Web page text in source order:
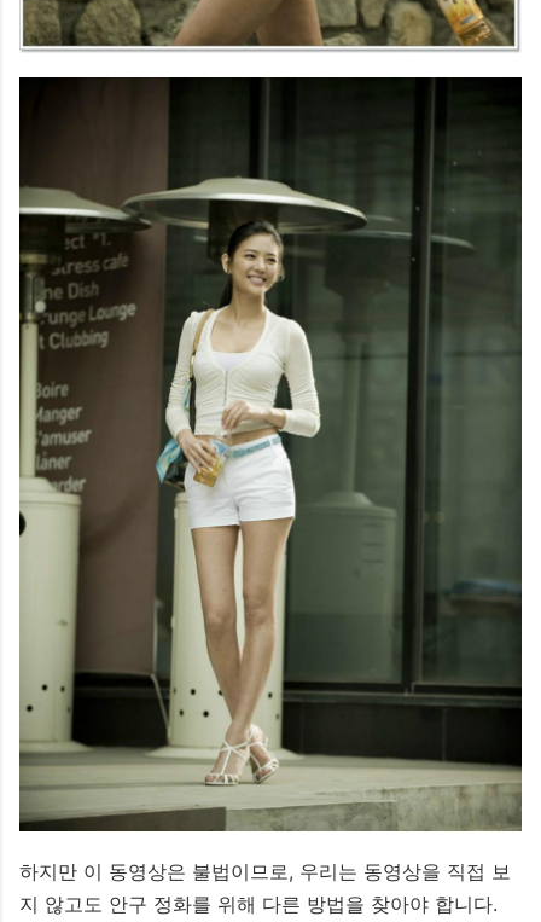
하지만 이 동영상은 불법이므로, 우리는 동영상을 직접 보
지 않고도 안구 정화를 위해 다른 방법을 찾아야 합니다.